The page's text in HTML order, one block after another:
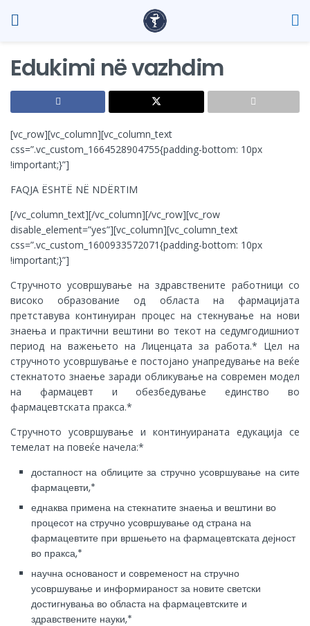
Edukimi në vazhdim
[vc_row][vc_column][vc_column_text
css=”.vc_custom_1664528904755{padding-bottom: 10px
!important;}”]
FAQJA ËSHTË NË NDËRTIM
[/vc_column_text][/vc_column][/vc_row][vc_row
disable_element=”yes”][vc_column][vc_column_text
css=”.vc_custom_1600933572071{padding-bottom: 10px
!important;}”]
Стручното усовршување на здравствените работници со
високо образование од областа на фармацијата
претставува континуиран процес на стекнување на нови
знаења и практични вештини во текот на седумгодишниот
период на важењето на Лиценцата за работа.* Цел на
стручното усовршување е постојано унапредување на веќе
стекнатото знаење заради обликување на современ модел
на фармацевт и обезбедување единство во
фармацевтската пракса.*
Стручното усовршување и континуираната едукација се
темелат на повеќе начела:*
достапност на облиците за стручно усовршување на сите
фармацевти,*
еднаква примена на стекнатите знаења и вештини во
процесот на стручно усовршување од страна на
фармацевтите при вршењето на фармацевтската дејност
во пракса,*
научна основаност и современост на стручно
усовршување и информираност за новите светски
достигнувања во областа на фармацевтските и
здравствените науки,*